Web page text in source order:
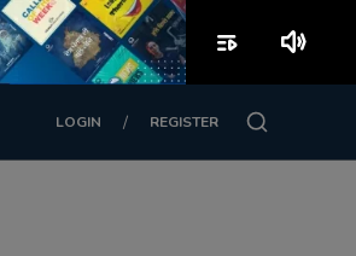
LOGIN / REGISTER
playlist_play volume_up